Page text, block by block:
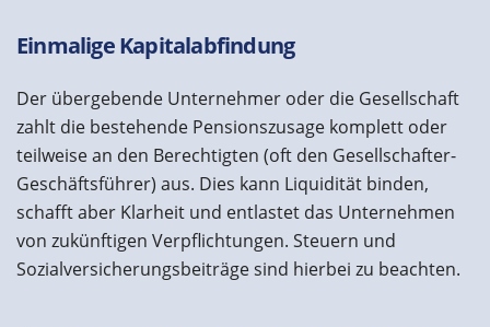
Einmalige Kapitalabfindung
Der übergebende Unternehmer oder die Gesellschaft
zahlt die bestehende Pensionszusage komplett oder
teilweise an den Berechtigten (oft den Gesellschafter-
Geschäftsführer) aus. Dies kann Liquidität binden,
schafft aber Klarheit und entlastet das Unternehmen
von zukünftigen Verpflichtungen. Steuern und
Sozialversicherungsbeiträge sind hierbei zu beachten.